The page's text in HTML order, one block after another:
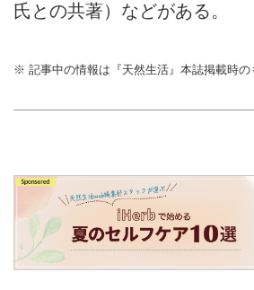
氏との共著）などがある。
※ 記事中の情報は『天然生活』本誌掲載時の